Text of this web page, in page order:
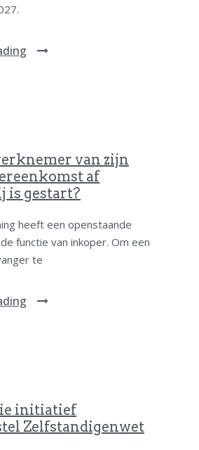
van zijn
af
is gestart?
heeft een openstaande
functie van inkoper. Om een
te
initiatief
Zelfstandigenwet